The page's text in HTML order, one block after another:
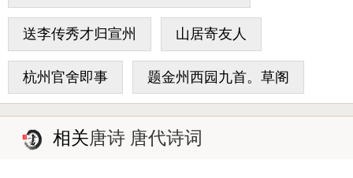
送李传秀才归宣州 山居寄友人
杭州官舍即事 题金州西园九首。草阁
相关唐诗 唐代诗词